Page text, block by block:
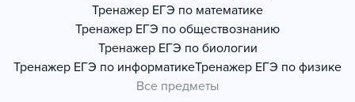
Тренажер ЕГЭ по математике
Тренажер ЕГЭ по обществознанию
Тренажер ЕГЭ по биологии
Тренажер ЕГЭ по информатикеТренажер ЕГЭ по физике
Все предметы